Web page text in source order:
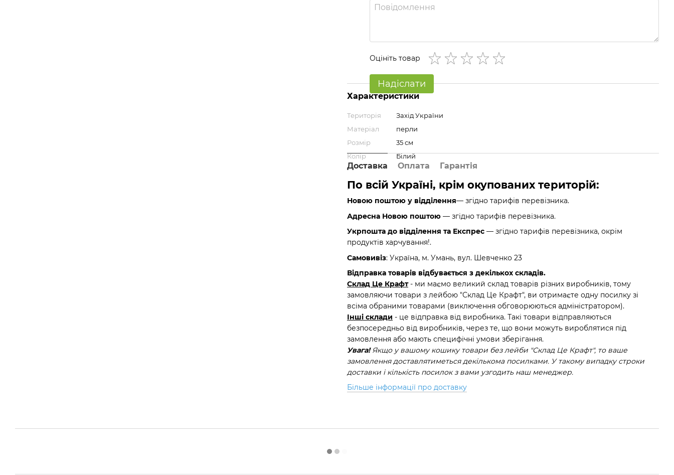
Оцініть товар
Надіслати
Характеристики
Територія
Захід України
Матеріал
перли
Розмір
35 см
Колір
Білий
Доставка Оплата Гарантія
По всій Україні, крім окупованих територій:
Новою поштою у відділення— згідно тарифів перевізника.
Адресна Новою поштою — згідно тарифів перевізника.
Укрпошта до відділення та Експрес — згідно тарифів перевізника, окрім
продуктів харчування!.
Самовивіз: Україна, м. Умань, вул. Шевченко 23
Відправка товарів відбувається з декількох складів.
Склад Це Крафт- ми маємо великий склад товарів різних виробників, тому
замовляючи товари з лейбою "Склад Це Крафт", ви отримаєте одну посилку зі
всіма обраними товарами (виключення обговорюються адміністратором).
Інші склади - це відправка від виробника. Такі товари відправляються
безпосередньо від виробників, через те, що вони можуть вироблятися під
замовлення або мають специфічні умови зберігання.
Увага!Якщо у вашому кошику товари без лейби "Склад Це Крафт", то ваше
замовлення доставлятиметься декількома посилками. У такому випадку строки
доставки і кількість посилок з вами узгодить наш менеджер.
Більше інформації про доставку